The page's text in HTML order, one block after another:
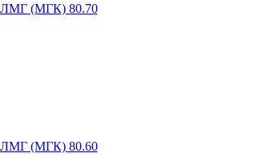
ЛМГ (МГК) 80.70
ЛМГ (МГК) 80.60